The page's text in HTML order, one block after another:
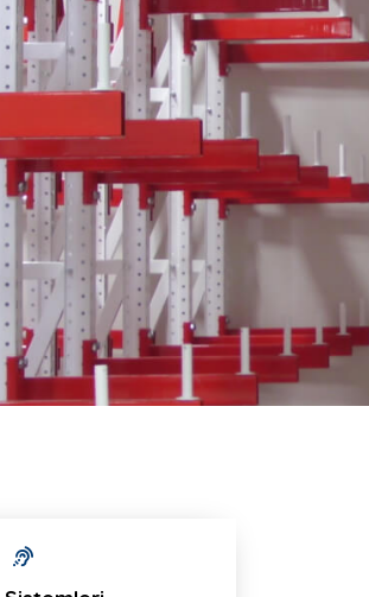
SİSTEMLERİ